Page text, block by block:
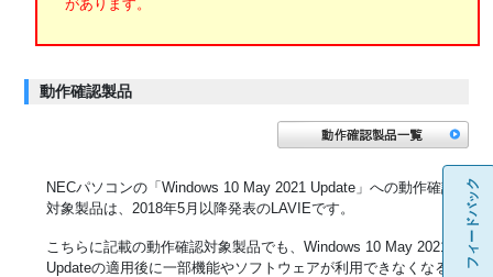
があります。
動作確認製品
NECパソコンの「Windows 10 May 2021 Update」への動作確認
対象製品は、2018年5月以降発表のLAVIEです。
こちらに記載の動作確認対象製品でも、Windows 10 May 2021
Updateの適用後に一部機能やソフトウェアが利用できなくなる場
フィードバック